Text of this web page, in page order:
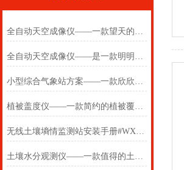
全自动天空成像仪——一款望天的光伏电站全天空扫描仪2025(万象推送)
全自动天空成像仪——是一款明明白白的光伏电站全天空扫描仪
小型综合气象站方案——一款欣欣向荣的国内小型自动气象站方案
植被盖度仪——一款简约的植被覆盖度测量系统2024(万象推送)
无线土壤墒情监测站安装手册#WX-GSSQ10《万象厂家》
土壤水分观测仪——一款值得的土壤水分监测仪2025(万象推送)